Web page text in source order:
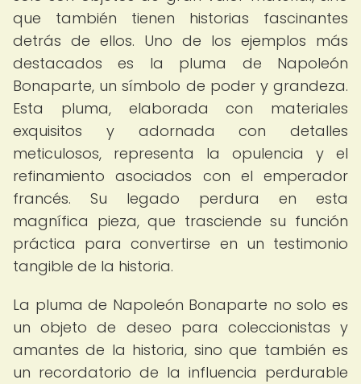
que también tienen historias fascinantes
detrás de ellos. Uno de los ejemplos más
destacados es la pluma de Napoleón
Bonaparte, un símbolo de poder y grandeza.
Esta pluma, elaborada con materiales
exquisitos y adornada con detalles
meticulosos, representa la opulencia y el
refinamiento asociados con el emperador
francés. Su legado perdura en esta
magnífica pieza, que trasciende su función
práctica para convertirse en un testimonio
tangible de la historia.
La pluma de Napoleón Bonaparte no solo es
un objeto de deseo para coleccionistas y
amantes de la historia, sino que también es
un recordatorio de la influencia perdurable